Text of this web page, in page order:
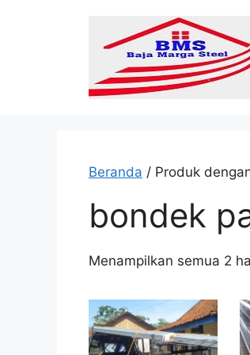
Beranda / Produk
bondek
Menampilkan semua 2